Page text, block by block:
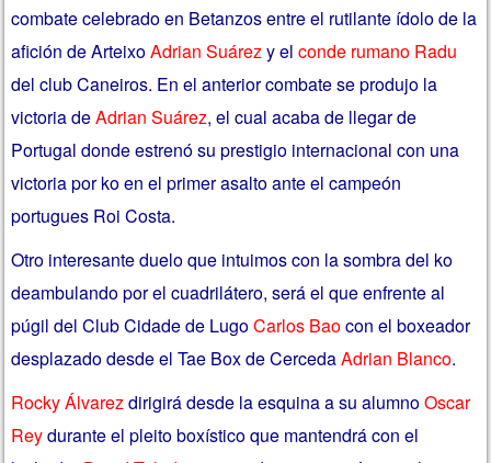
combate celebrado en Betanzos entre el rutilante ídolo de la
afición de ArteixoAdrian Suárezy elconde rumano Radu
del club Caneiros. En el anterior combate se produjo la
victoria deAdrian Suárez, el cual acaba de llegar de
Portugal donde estrenó su prestigio internacional con una
victoria por ko en el primer asalto ante el campeón
portugues Roi Costa.
Otro interesante duelo que intuimos con la sombra del ko
deambulando por el cuadrilátero, será el que enfrente al
púgil del Club Cidade de LugoCarlos Baocon el boxeador
desplazado desde el Tae Box de CercedaAdrian Blanco.
Rocky Álvarezdirigirá desde la esquina a su alumnoOscar
Reydurante el pleito boxístico que mantendrá con el